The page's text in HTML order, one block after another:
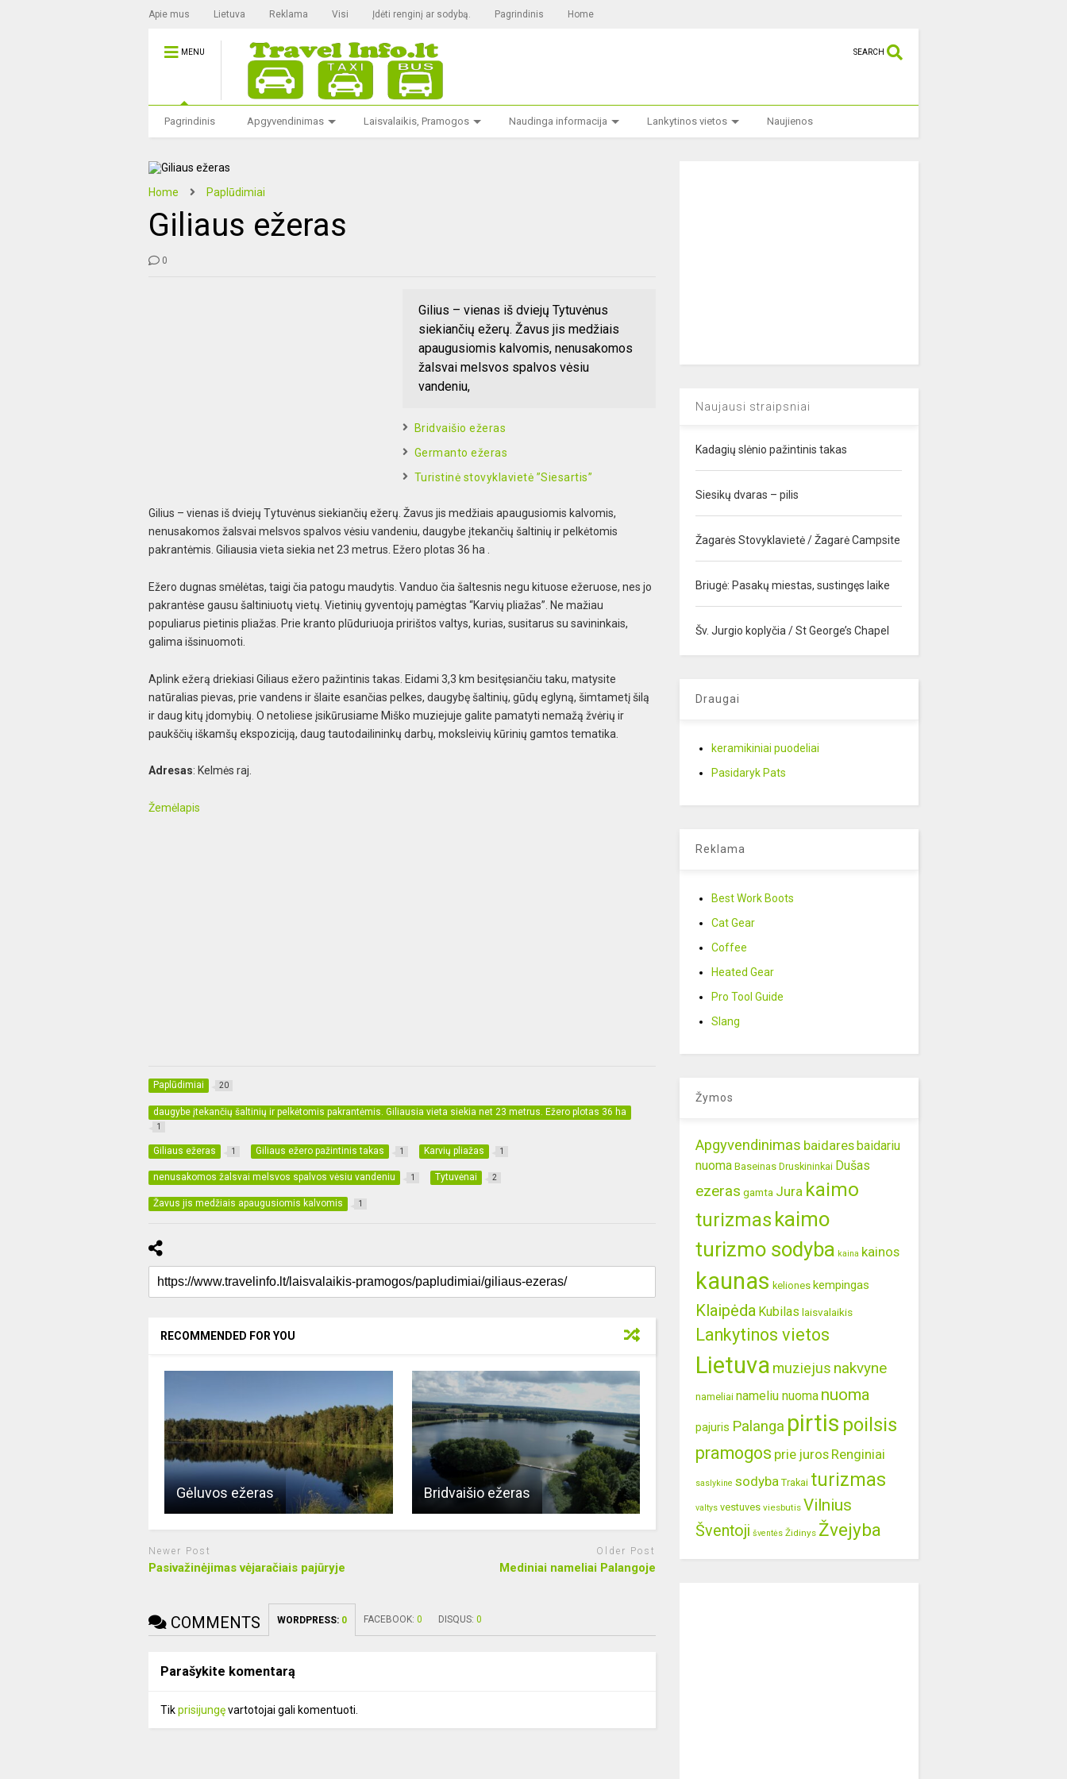
Apie mus Lietuva Reklama Visi Įdėti renginį ar sodybą. Pagrindinis Home
MENU SEARCH
Pagrindinis Apgyvendinimas Laisvalaikis, Pramogos Naudinga informacija Lankytinos vietos Naujienos
Home Paplūdimiai
Giliaus ežeras
0
Gilius – vienas iš dviejų Tytuvėnus
siekiančių ežerų. Žavus jis medžiais
apaugusiomis kalvomis, nenusakomos
žalsvai melsvos spalvos vėsiu
vandeniu,
Bridvaišio ežeras
Germanto ežeras
Turistinė stovyklavietė ”Siesartis”
Gilius – vienas iš dviejų Tytuvėnus siekiančių ežerų. Žavus jis medžiais apaugusiomis kalvomis,
nenusakomos žalsvai melsvos spalvos vėsiu vandeniu, daugybe įtekančių šaltinių ir pelkėtomis
pakrantėmis. Giliausia vieta siekia net 23 metrus. Ežero plotas 36 ha .
Ežero dugnas smėlėtas, taigi čia patogu maudytis. Vanduo čia šaltesnis negu kituose ežeruose, nes jo
pakrantėse gausu šaltiniuotų vietų. Vietinių gyventojų pamėgtas “Karvių pliažas”. Ne mažiau
populiarus pietinis pliažas. Prie kranto plūduriuoja pririštos valtys, kurias, susitarus su savininkais,
galima išsinuomoti.
Aplink ežerą driekiasi Giliaus ežero pažintinis takas. Eidami 3,3 km besitęsiančiu taku, matysite
natūralias pievas, prie vandens ir šlaite esančias pelkes, daugybę šaltinių, gūdų eglyną, šimtametį šilą
ir daug kitų įdomybių. O netoliese įsikūrusiame Miško muziejuje galite pamatyti nemažą žvėrių ir
paukščių iškamšų ekspoziciją, daug tautodailininkų darbų, moksleivių kūrinių gamtos tematika.
Adresas: Kelmės raj.
Žemėlapis
Paplūdimiai 20
daugybe įtekančių šaltinių ir pelkėtomis pakrantėmis. Giliausia vieta siekia net 23 metrus. Ežero plotas 36 ha
1
Giliaus ežeras 1 Giliaus ežero pažintinis takas 1 Karvių pliažas 1
nenusakomos žalsvai melsvos spalvos vėsiu vandeniu 1 Tytuvėnai 2
Žavus jis medžiais apaugusiomis kalvomis 1
RECOMMENDED FOR YOU
Gėluvos ežeras Bridvaišio ežeras
Newer Post
Pasivažinėjimas vėjaračiais pajūryje
Older Post
Mediniai nameliai Palangoje
COMMENTS WORDPRESS: 0 FACEBOOK: 0 DISQUS: 0
Parašykite komentarą
Tikprisijungęvartotojai gali komentuoti.
Naujausi straipsniai
Kadagių slėnio pažintinis takas
Siesikų dvaras – pilis
Žagarės Stovyklavietė / Žagarė Campsite
Briugė: Pasakų miestas, sustingęs laike
Šv. Jurgio koplyčia / St George’s Chapel
Draugai
keramikiniai puodeliai
Pasidaryk Pats
Reklama
Best Work Boots
Cat Gear
Coffee
Heated Gear
Pro Tool Guide
Slang
Žymos
Apgyvendinimas baidaresbaidariu
nuoma Baseinas Druskininkai Dušas
ezeras gamta Jura kaimo
turizmas kaimo
turizmo sodyba kaina kainos
kaunas keliones kempingas
Klaipėda Kubilas laisvalaikis
Lankytinos vietos
Lietuva muziejus nakvyne
nameliai nameliu nuoma nuoma
pajuris Palanga pirtis poilsis
pramogos prie juros Renginiai
saslykine sodyba Trakai turizmas
valtys vestuves viesbutis Vilnius
Šventoji šventės Židinys Žvejyba